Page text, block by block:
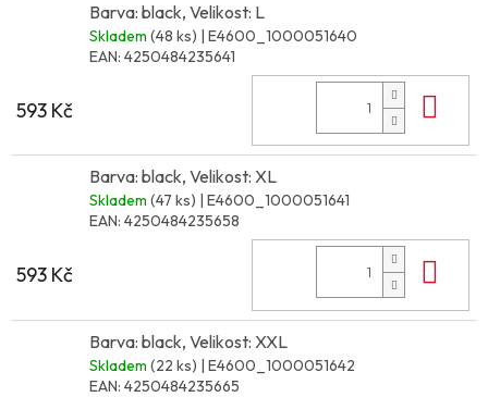
Barva: black, Velikost: L
Skladem (48 ks) | E4600_1000051640
EAN: 4250484235641
593 Kč
Barva: black, Velikost: XL
Skladem (47 ks) | E4600_1000051641
EAN: 4250484235658
593 Kč
Barva: black, Velikost: XXL
Skladem (22 ks) | E4600_1000051642
EAN: 4250484235665